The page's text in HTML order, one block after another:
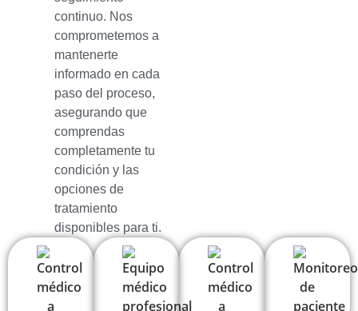
continuo. Nos
comprometemos a
mantenerte
informado en cada
paso del proceso,
asegurando que
comprendas
completamente tu
condición y las
opciones de
tratamiento
disponibles para ti.